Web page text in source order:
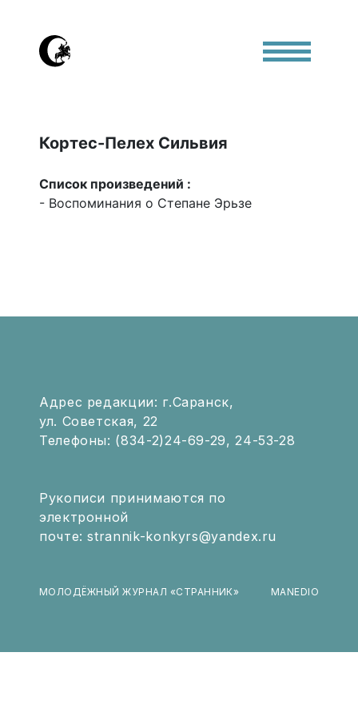
Кортес-Пелех Сильвия
Список произведений :
- Воспоминания о Степане Эрьзе
Адрес редакции: г.Саранск,
ул. Советская, 22
Телефоны: (834-2)24-69-29, 24-53-28
Рукописи принимаются по
электронной
почте: strannik-konkyrs@yandex.ru
МОЛОДЁЖНЫЙ ЖУРНАЛ «СТРАННИК» MANEDIO